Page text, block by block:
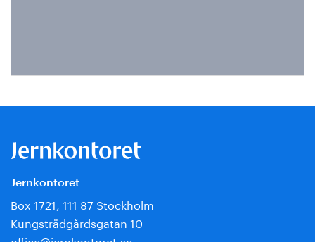
Jernkontoret
Box 1721, 111 87 Stockholm
Kungsträdgårdsgatan 10